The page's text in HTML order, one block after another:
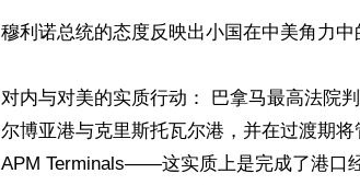
穆利诺总统的态度反映出小国在中美角力中
对内与对美的实质行动： 巴拿马最高法院
尔博亚港与克里斯托瓦尔港，并在过渡期
APM Terminals——这实质上是完成了港口